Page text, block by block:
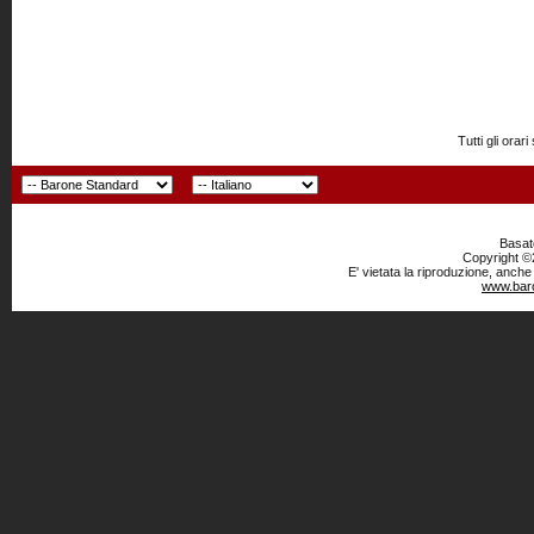
Tutti gli orari
Copyright
E' vietata la riproduzione,